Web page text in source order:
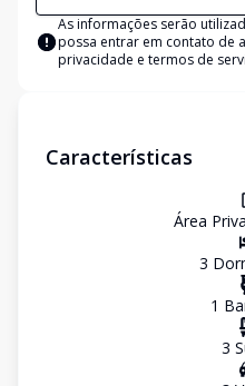
As informações serão
possa entrar em contato de
privacidade e termos de
Características
Área
3
1
3